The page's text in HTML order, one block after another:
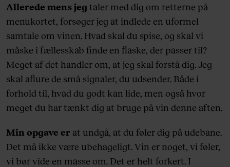
Allerede mens jeg taler med dig om retterne på
menukortet, forsøger jeg at indlede en uformel
samtale om vinen. Hvad skal du spise, og skal vi
måske i fællesskab finde en flaske, der passer til?
Meget af det handler om, at jeg skal forstå dig. Jeg
skal aflure de små signaler, du udsender. Både i
forhold til, hvad du godt kan lide, men også hvor
meget du har tænkt dig at bruge på vin denne aften.
Min opgave er at undgå, at du føler dig på udebane.
Det må ikke være ubehageligt. Vin er noget, vi føler,
vi bør vide en masse om. Det er helt forkert. I